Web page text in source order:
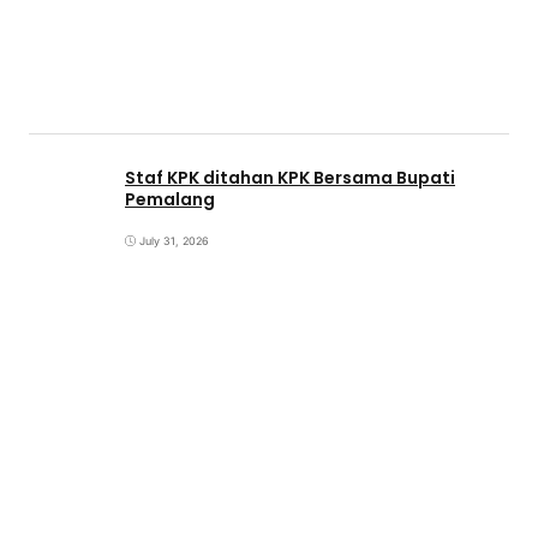
Staf KPK ditahan KPK Bersama Bupati
Pemalang
July 31, 2026